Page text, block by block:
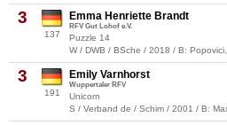
3
137
Emma Henriette Brandt
RFV Gut Lohof e.V.
Puzzle 14
W / DWB / BSche / 2018 / B:
3
191
Emily Varnhorst
Wuppertaler RFV
Unicorn
S / Verband de / Schim / 2001 / B: